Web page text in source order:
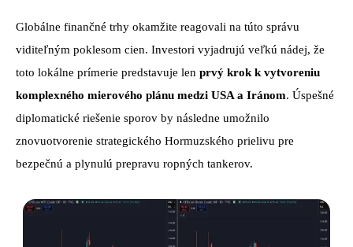
Globálne finančné trhy okamžite reagovali na túto správu
viditeľným poklesom cien. Investori vyjadrujú veľkú nádej, že
toto lokálne prímerie predstavuje len prvý krok k vytvoreniu
komplexného mierového plánu medzi USA a Iránom. Úspešné
diplomatické riešenie sporov by následne umožnilo
znovuotvorenie strategického Hormuzského prielivu pre
bezpečnú a plynulú prepravu ropných tankerov.